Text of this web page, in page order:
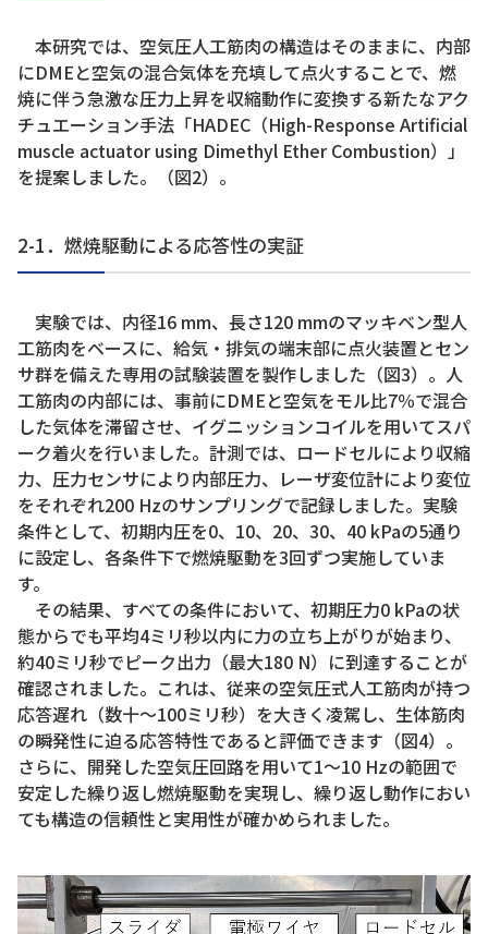
本研究では、空気圧人工筋肉の構造はそのままに、内部
にDMEと空気の混合気体を充填して点火することで、燃
焼に伴う急激な圧力上昇を収縮動作に変換する新たなアク
チュエーション手法「HADEC（High-Response Artificial
muscle actuator using Dimethyl Ether Combustion）」
を提案しました。（図2）。
2-1．燃焼駆動による応答性の実証
実験では、内径16 mm、長さ120 mmのマッキベン型人
工筋肉をベースに、給気・排気の端末部に点火装置とセン
サ群を備えた専用の試験装置を製作しました（図3）。人
工筋肉の内部には、事前にDMEと空気をモル比7％で混合
した気体を滞留させ、イグニッションコイルを用いてスパ
ーク着火を行いました。計測では、ロードセルにより収縮
力、圧力センサにより内部圧力、レーザ変位計により変位
をそれぞれ200 Hzのサンプリングで記録しました。実験
条件として、初期内圧を0、10、20、30、40 kPaの5通り
に設定し、各条件下で燃焼駆動を3回ずつ実施していま
す。
その結果、すべての条件において、初期圧力0 kPaの状
態からでも平均4ミリ秒以内に力の立ち上がりが始まり、
約40ミリ秒でピーク出力（最大180 N）に到達することが
確認されました。これは、従来の空気圧式人工筋肉が持つ
応答遅れ（数十〜100ミリ秒）を大きく凌駕し、生体筋肉
の瞬発性に迫る応答特性であると評価できます（図4）。
さらに、開発した空気圧回路を用いて1〜10 Hzの範囲で
安定した繰り返し燃焼駆動を実現し、繰り返し動作におい
ても構造の信頼性と実用性が確かめられました。